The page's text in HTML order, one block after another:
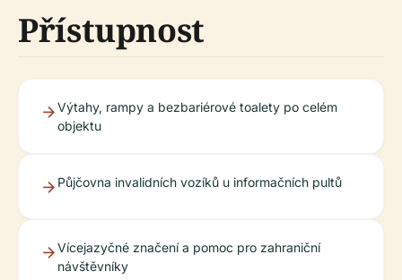
Přístupnost
Výtahy, rampy a bezbariérové toalety po celém
objektu
Půjčovna invalidních vozíků u informačních pultů
Vícejazyčné značení a pomoc pro zahraniční
návštěvníky